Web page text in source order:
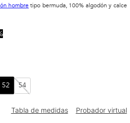
hombre tipo bermuda, 100% algodón y calce
52 54